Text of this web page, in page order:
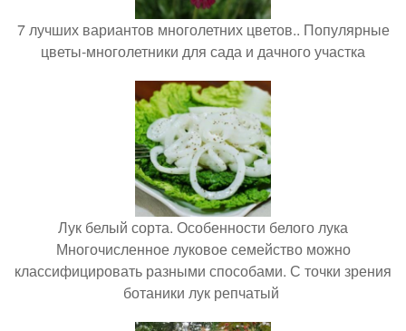
7 лучших вариантов многолетних цветов.. Популярные
цветы-многолетники для сада и дачного участка
Лук белый сорта. Особенности белого лука
Многочисленное луковое семейство можно
классифицировать разными способами. С точки зрения
ботаники лук репчатый